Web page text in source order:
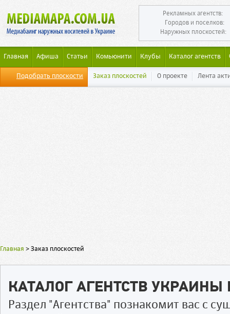
Рекламных агентств:
Городов и поселков:
Наружных плоскостей:
Главная Афиша Статьи Комьюнити Клубы Каталог агентств
Подобрать плоскости Заказ плоскостей О проекте Лента
Главная > Заказ плоскостей
КАТАЛОГ АГЕНТСТВ
Раздел "Агентства" познакомит вас с